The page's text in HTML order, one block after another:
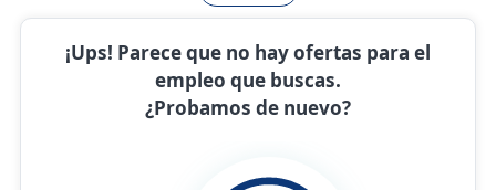
¡Ups! Parece que no hay ofertas para el
empleo que buscas.
¿Probamos de nuevo?